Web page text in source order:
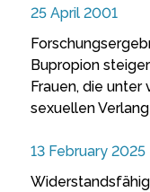
25 April 2001
Bupropion
Frauen, die
sexuellen
13 February 2025